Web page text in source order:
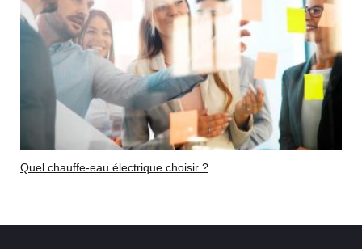
Quel chauffe-eau électrique choisir ?